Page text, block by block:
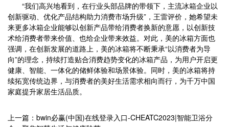
“我们高兴地看到，在行业头部品牌的带领下，主流冰箱企业以
创新驱动、优化产品结构助力消费市场升级”，王雷评价，她希望未
来更多冰箱企业能够以创新产品带给消费者换新的意愿，以创新技
术给消费者带来价值、也给企业带来效益。对此，美的冰箱方面也
强调，在创新发展的道路上，美的冰箱将不断秉承“以消费者为导
向”的理念，持续打造贴合消费趋势变化的冰箱产品，为用户开启更
健康、智能、一体化的储鲜体验和场景体验。同时，美的冰箱将持
续拓宽传统边界，与消费者的美好生活需求相向而行，为千万中国
家庭提升家居生活品质。
上一篇：bwin必赢(中国)在线登录入口-CHEATC2023|智能卫浴分